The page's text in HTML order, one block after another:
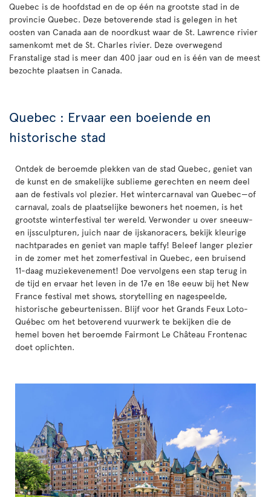
Quebec is de hoofdstad en de op één na grootste stad in de
provincie Quebec. Deze betoverende stad is gelegen in het
oosten van Canada aan de noordkust waar de St. Lawrence rivier
samenkomt met de St. Charles rivier. Deze overwegend
Franstalige stad is meer dan 400 jaar oud en is één van de meest
bezochte plaatsen in Canada.
Quebec : Ervaar een boeiende en
historische stad
Ontdek de beroemde plekken van de stad Quebec, geniet van
de kunst en de smakelijke sublieme gerechten en neem deel
aan de festivals vol plezier. Het wintercarnaval van Quebec—of
carnaval, zoals de plaatselijke bewoners het noemen, is het
grootste winterfestival ter wereld. Verwonder u over sneeuw-
en ijssculpturen, juich naar de ijskanoracers, bekijk kleurige
nachtparades en geniet van maple taffy! Beleef langer plezier
in de zomer met het zomerfestival in Quebec, een bruisend
11-daag muziekevenement! Doe vervolgens een stap terug in
de tijd en ervaar het leven in de 17e en 18e eeuw bij het New
France festival met shows, storytelling en nagespeelde,
historische gebeurtenissen. Blijf voor het Grands Feux Loto-
Québec om het betoverend vuurwerk te bekijken die de
hemel boven het beroemde Fairmont Le Château Frontenac
doet oplichten.